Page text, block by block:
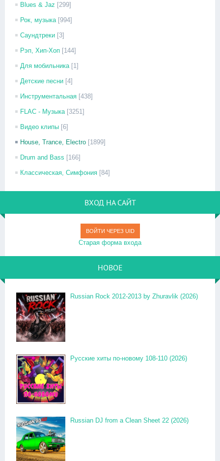
Blues & Jaz [299]
Рок, музыка [994]
Саундтреки [3]
Рэп, Хип-Хоп [144]
Для мобильника [1]
Детские песни [4]
Инструментальная [438]
FLAC - Музыка [3251]
Видео клипы [6]
House, Trance, Electro [1899]
Drum and Bass [166]
Классическая, Симфония [84]
ВХОД НА САЙТ
ВОЙТИ ЧЕРЕЗ UID
Старая форма входа
НОВОЕ
Russian Rock 2012-2013 by Zhuravlik (2026)
Русские хиты по-новому 108-110 (2026)
Russian DJ from a Clean Sheet 22 (2026)